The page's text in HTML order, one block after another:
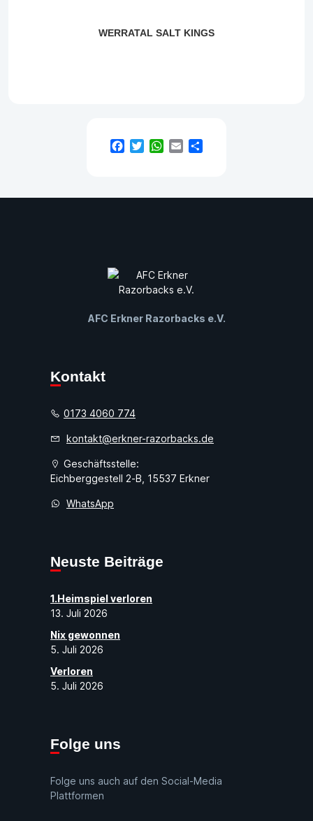
WERRATAL SALT KINGS
Facebook
TwitterWhatsApp
Email
AFC Erkner Razorbacks e.V.
Kontakt
0173 4060 774
kontakt@erkner-razorbacks.de
Geschäftsstelle:
Eichberggestell 2-B, 15537 Erkner
WhatsApp
Neuste Beiträge
1.Heimspiel verloren
13. Juli 2026
Nix gewonnen
5. Juli 2026
Verloren
5. Juli 2026
Folge uns
Folge uns auch auf den Social-Media
Plattformen